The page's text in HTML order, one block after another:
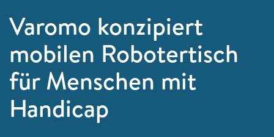
Varomo konzipiert
mobilen Robotertisch
für Menschen mit
Handicap